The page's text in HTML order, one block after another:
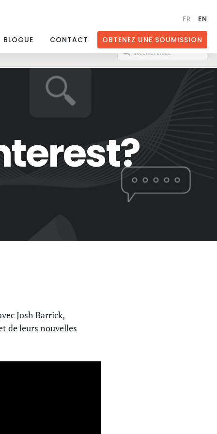
FR EN
BLOGUE CONTACT OBTENEZ UNE SOUMISSION
Recherchez
Josh Barrick,
de leurs nouvelles